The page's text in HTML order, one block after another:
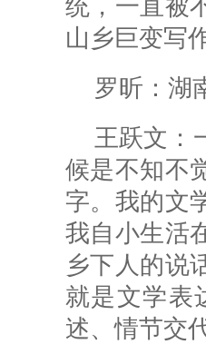
统，一直被
山乡巨变写
罗昕： 湖
王跃文：
候是不知不
字。我的文
我自小生活
乡下人的说
就是文学表
述、情节交